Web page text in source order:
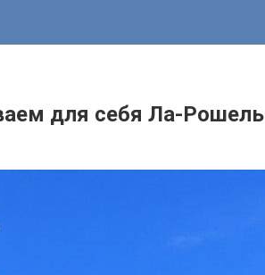
для себя Ла-Рошель